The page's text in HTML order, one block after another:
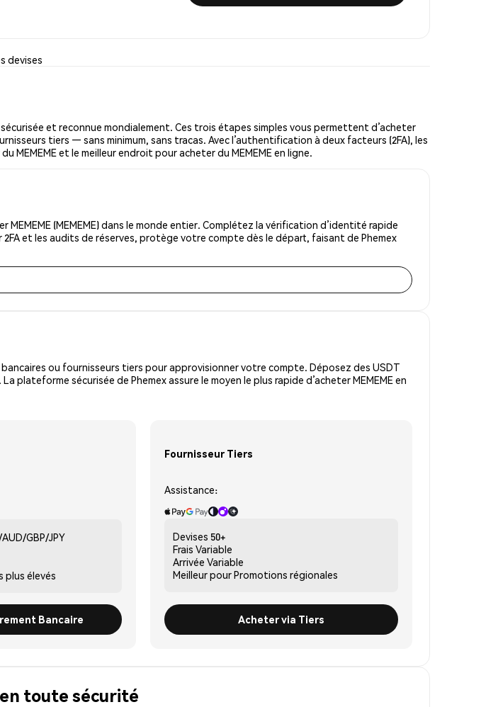
devises
et reconnue mondialement. Ces trois étapes simples vous permettent d’acheter
tiers — sans minimum, sans tracas. Avec l’authentification à deux facteurs (2FA), les
et le meilleur endroit pour acheter du MEMEME en ligne.
(MEMEME) dans le monde entier. Complétez la vérification d’identité rapide
et les audits de réserves, protège votre compte dès le départ, faisant de Phemex
ou fournisseurs tiers pour approvisionner votre compte. Déposez des USDT
sécurisée de Phemex assure le moyen le plus rapide d’acheter MEMEME en
GBP/JPY
plus élevés
Bancaire
Fournisseur Tiers
Assistance:
Devises 50+
Frais Variable
Arrivée Variable
Meilleur pourPromotions régionales
Acheter via Tiers
toute sécurité